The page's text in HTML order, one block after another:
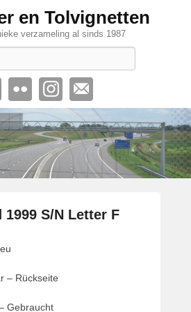
en Tolvignetten
verzameling al sinds 1987
S/N Letter F
– Rückseite
Gebraucht